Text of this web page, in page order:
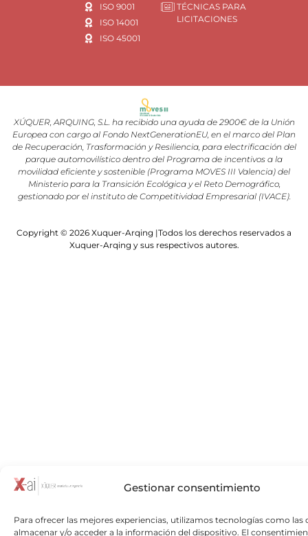
Gestionar consentimiento
Para ofrecer las mejores experiencias, utilizamos tecnologías como las
almacenar y/o acceder a la información del dispositivo. El
ISO 9001
ISO 14001
ISO 45001
TÉCNICAS PARA
LICITACIONES
XÚQUER, ARQUING, S.L. ha recibido una ayuda de 2900€ de la Unión
Europea con cargo al Fondo NextGenerationEU, en el marco del Plan
de Recuperación, Trasformación y Resiliencia, para electrificación del
parque automovilístico dentro del Programa de incentivos a la
movilidad eficiente y sostenible (Programa MOVES III Valencia) del
Ministerio para la Transición Ecológica y el Reto Demográfico,
gestionado por el instituto de Competitividad Empresarial (IVACE).
Copyright © 2026 Xuquer-Arqing |Todos los derechos reservados a
Xuquer-Arqing y sus respectivos autores.